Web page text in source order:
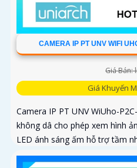
CAMERA IP PT UNV WIFI
Giá Bán:
Giá Khuyến
Camera IP PT UNV WiUho-
không dâ cho phép xem hình
LED ánh sáng ấm hỗ trợ tầm
vừa chiếu sáng vừa cảnh báo